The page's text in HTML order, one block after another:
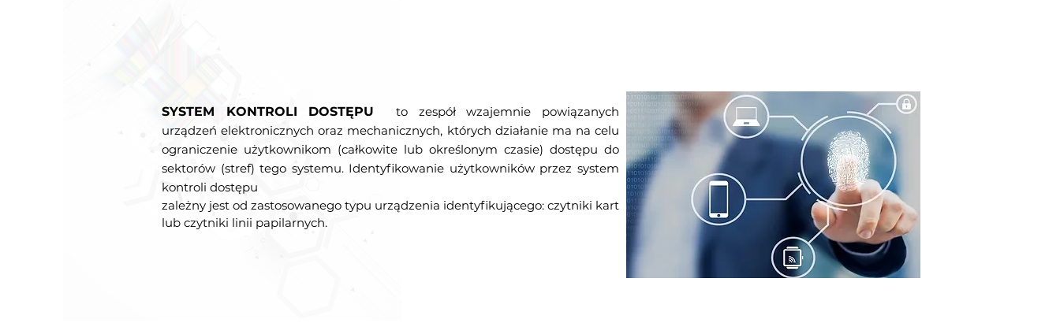
SYSTEM KONTROLI DOSTĘPU
to zespół wzajemnie powiązanych
urządzeń elektronicznych oraz mechanicznych, których działanie ma na celu
ograniczenie użytkownikom (całkowite lub określonym czasie) dostępu do
sektorów (stref) tego systemu. Identyfikowanie użytkowników przez system
kontroli dostępu
zależny jest od zastosowanego typu urządzenia identyfikującego: czytniki kart
lub czytniki linii papilarnych.